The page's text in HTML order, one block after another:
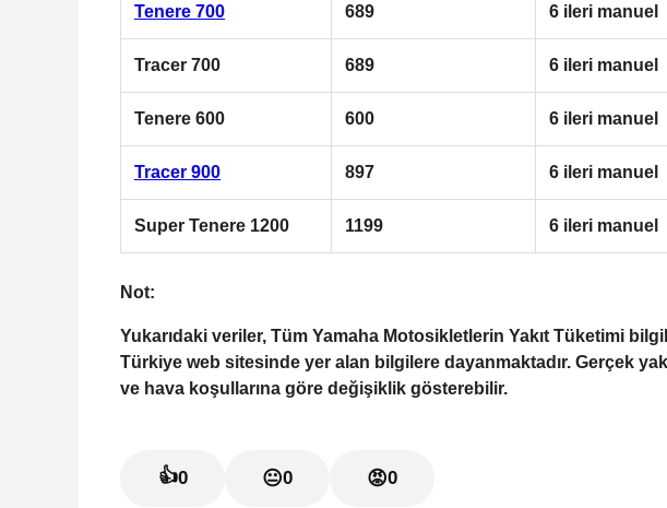
Tenere 700 689 6 ileri manuel
Tracer 700 689 6 ileri manuel
Tenere 600 600 6 ileri manuel
Tracer 900 897 6 ileri manuel
Super Tenere 1200 1199 6 ileri manuel
Not:
Yukarıdaki veriler, Tüm Yamaha Motosikletlerin Yakıt Tüketimi
Türkiye web sitesinde yer alan bilgilere dayanmaktadır. Gerçek
ve hava koşullarına göre değişiklik gösterebilir.
👍0 😐0 😡0